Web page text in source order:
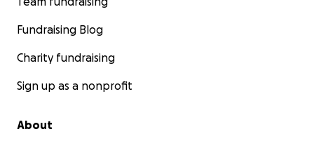
Fundraising Blog
Charity fundraising
Sign up as a nonprofit
About